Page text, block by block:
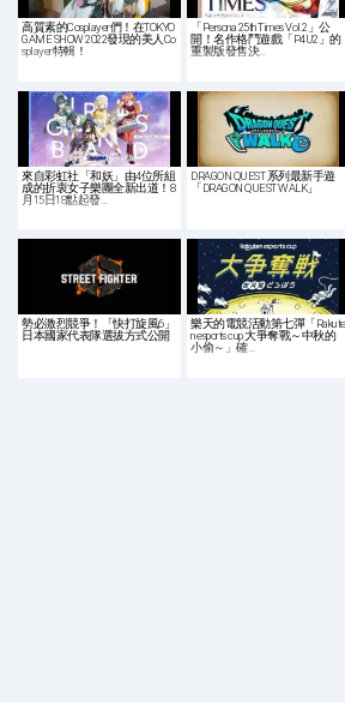
高質素的Cosplayer們！在TOKYO
GAME SHOW 2022發現的美人Co
splayer特輯！
「Persona 25th Times Vol.2」公
開！名作格鬥遊戲「P4U2」的
重製版發售決…
來自彩虹社「和妖」由4位所組
成的折衷女子樂團全新出道！8
月15日18點起發…
DRAGON QUEST 系列最新手遊
「DRAGON QUEST WALK」
勢必激烈競爭！「快打旋風6」
日本國家代表隊選拔方式公開
樂天的電競活動第七彈「Rakute
n esports cup 大爭奪戰～中秋的
小偷～」確…